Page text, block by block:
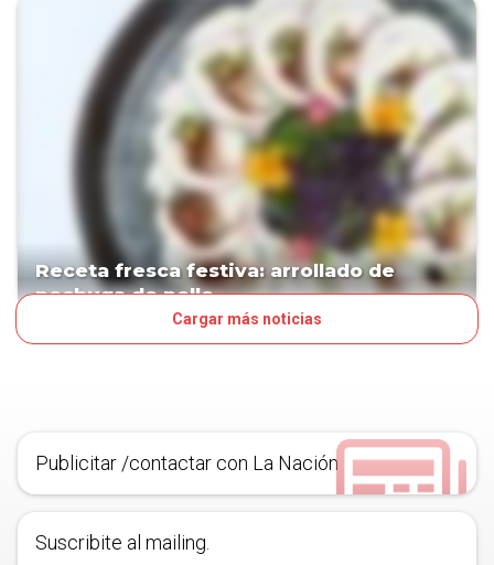
Receta fresca festiva: arrollado de
pechuga de pollo
Cargar más noticias
Publicitar /contactar con La Nación
Suscribite al mailing.